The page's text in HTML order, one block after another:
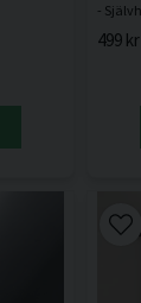
499 kr